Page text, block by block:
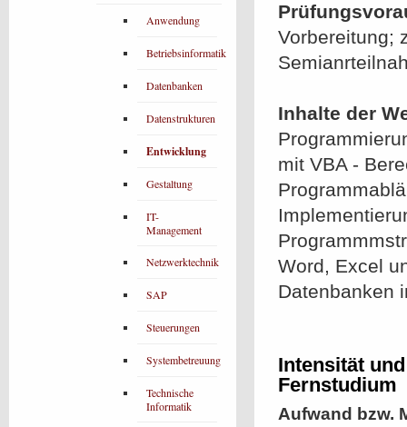
Vorbereitung;
Inhalte der
mit VBA -
Word, Excel
Datenbanken
Intensität
Fernstudium
Aufwand bzw.
Anwendung
Betriebsinformatik
Datenbanken
Datenstrukturen
Entwicklung
Gestaltung
IT-
Management
Netzwerktechnik
SAP
Steuerungen
Systembetreuung
Technische
Informatik